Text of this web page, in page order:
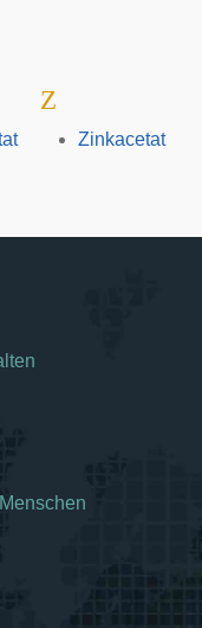
Z
Zinkacetat